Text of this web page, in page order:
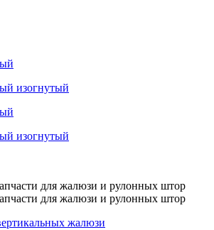
изогнутый
изогнутый
для жалюзи и рулонных штор
для жалюзи и рулонных штор
жалюзи